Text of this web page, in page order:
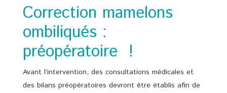
Correction mamelons
ombiliqués :
préopératoire !
Avant l’intervention, des consultations médicales et
des bilans préopératoires devront être établis afin de